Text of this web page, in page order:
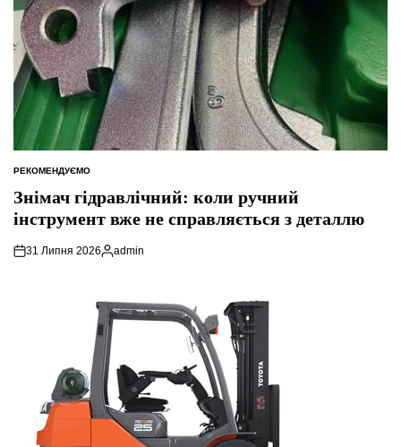
ОПУБЛІКУВАТИ
РЕКОМЕНДУЄМО
Знімач гідравлічний: коли ручний
інструмент вже не справляється з деталлю
31 Липня 2026
Опубліковано
admin